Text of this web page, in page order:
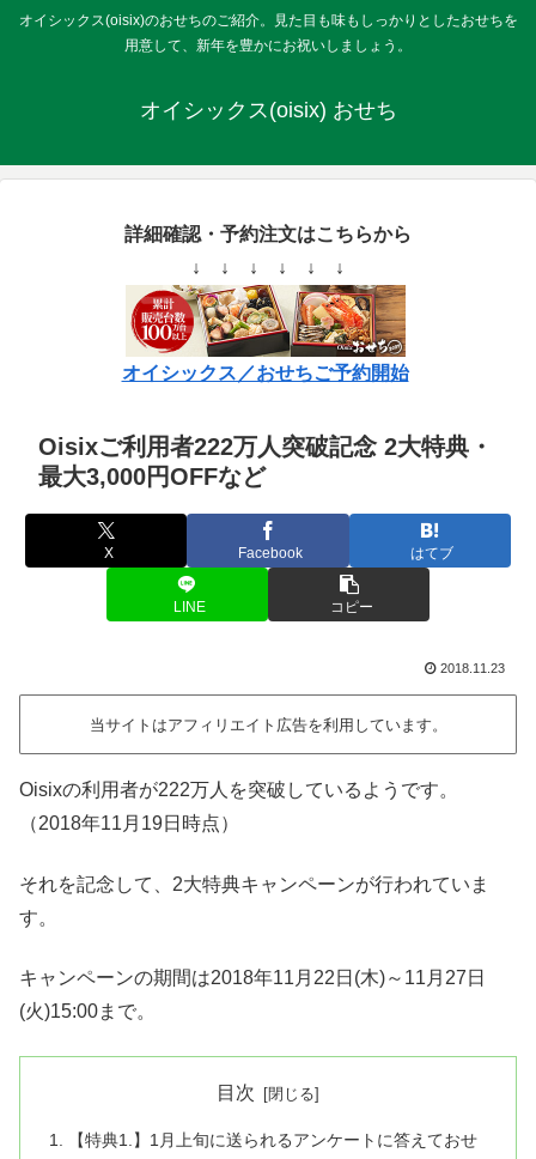
オイシックス(oisix)のおせちのご紹介。見た目も味もしっかりとしたおせちを
用意して、新年を豊かにお祝いしましょう。
オイシックス(oisix) おせち
詳細確認・予約注文はこちらから
↓ ↓ ↓ ↓ ↓ ↓
オイシックス／おせちご予約開始
Oisixご利用者222万人突破記念 2大特典・
最大3,000円OFFなど
X Facebook はてブ
LINE コピー
2018.11.23
当サイトはアフィリエイト広告を利用しています。
Oisixの利用者が222万人を突破しているようです。
（2018年11月19日時点）
それを記念して、2大特典キャンペーンが行われていま
す。
キャンペーンの期間は2018年11月22日(木)～11月27日
(火)15:00まで。
目次
【特典1.】1月上旬に送られるアンケートに答えておせ